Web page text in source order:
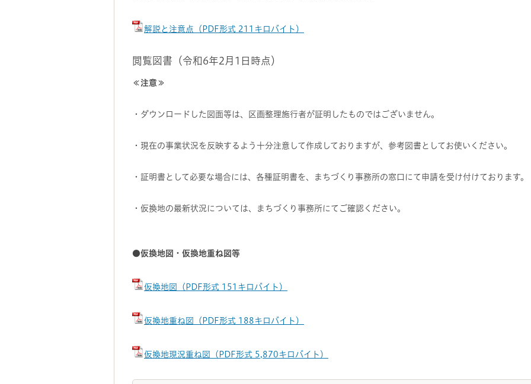
解説と注意点（PDF形式 211キロバイト）
閲覧図書（令和6年2月1日時点）
≪注意≫
・ダウンロードした図面等は、区画整理施行者が証明したものではございません。
・現在の事業状況を反映するよう十分注意して作成しておりますが、参考図書としてお使いください。
・証明書として必要な場合には、各種証明書を、まちづくり事務所の窓口にて申請を受け付けております。
・仮換地の最新状況については、まちづくり事務所にてご確認ください。
●仮換地図・仮換地重ね図等
仮換地図（PDF形式 151キロバイト）
仮換地重ね図（PDF形式 188キロバイト）
仮換地現況重ね図（PDF形式 5,870キロバイト）